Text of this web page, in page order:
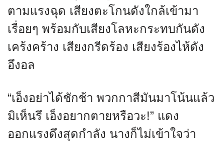
ตามแรงฉุด เสียงตะโกนดังใกล้เข้ามา
เรื่อยๆ พร้อมกับเสียงโลหะกระทบกันดัง
เคร้งคร้าง เสียงกรีดร้อง เสียงร้องไห้ดัง
อึงอล
“เอ็งอย่าได้ชักช้า พวกกาสีมันมาโน้นแล้ว
มิเห็นรึ เอ็งอยากตายหรือวะ!” แดง
ออกแรงดึงสุดกำลัง นางก็ไม่เข้าใจว่า